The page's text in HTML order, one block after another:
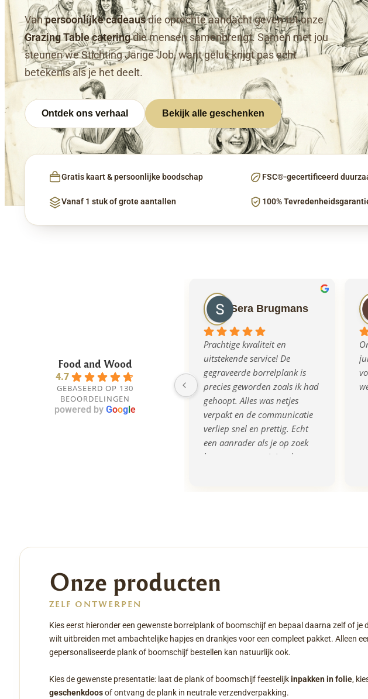
Vanpersoonlijke cadeausdie oprechte aandacht geven tot onze
Grazing Table cateringdie mensen samenbrengt. Samen met jou
steunen we Stichting Jarige Job, want geluk krijgt pas echt
betekenis als je het deelt.
Ontdek ons verhaal Bekijk alle geschenken
Gratis kaart & persoonlijke boodschap FSC®-gecertificeerd
Vanaf 1 stuk of grote aantallen 100%
Food and Wood
4.7
GEBASEERD OP 130
BEOORDELINGEN
powered by Google
Sera Brugmans
Prachtige kwaliteit en
uitstekende service! De
gegraveerde borrelplank is
precies geworden zoals ik had
gehoopt. Alles was netjes
verpakt en de communicatie
verliep snel en prettig. Echt
een aanrader als je op zoek
bent naar een origineel en
Onze producten
ZELF ONTWERPEN
Kies eerst hieronder een gewenste borrelplank of boomschijf en bepaal daarna zelf of je
wilt uitbreiden met ambachtelijke hapjes en drankjes voor een compleet pakket. Alleen
gepersonaliseerde plank of boomschijf bestellen kan natuurlijk ook.
Kies de gewenste presentatie: laat de plank of boomschijf feestelijkinpakken in folie,
geschenkdoosof ontvang de plank in neutrale verzendverpakking.